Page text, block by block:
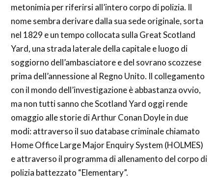
metonimia per riferirsi all’intero corpo di polizia. Il
nome sembra derivare dalla sua sede originale, sorta
nel 1829 e un tempo collocata sulla Great Scotland
Yard, una strada laterale della capitale e luogo di
soggiorno dell’ambasciatore e del sovrano scozzese
prima dell’annessione al Regno Unito. Il collegamento
con il mondo dell’investigazione è abbastanza ovvio,
ma non tutti sanno che Scotland Yard oggi rende
omaggio alle storie di Arthur Conan Doyle in due
modi: attraverso il suo database criminale chiamato
Home Office Large Major Enquiry System (HOLMES)
e attraverso il programma di allenamento del corpo di
polizia battezzato “Elementary”.